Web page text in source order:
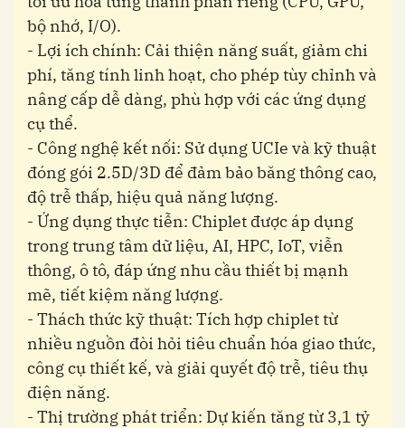
bộ nhớ, I/O).
- Lợi ích chính: Cải thiện năng suất, giảm chi
phí, tăng tính linh hoạt, cho phép tùy chỉnh và
nâng cấp dễ dàng, phù hợp với các ứng dụng
cụ thể.
- Công nghệ kết nối: Sử dụng UCIe và kỹ thuật
đóng gói 2.5D/3D để đảm bảo băng thông cao,
độ trễ thấp, hiệu quả năng lượng.
- Ứng dụng thực tiễn: Chiplet được áp dụng
trong trung tâm dữ liệu, AI, HPC, IoT, viễn
thông, ô tô, đáp ứng nhu cầu thiết bị mạnh
mẽ, tiết kiệm năng lượng.
- Thách thức kỹ thuật: Tích hợp chiplet từ
nhiều nguồn đòi hỏi tiêu chuẩn hóa giao thức,
công cụ thiết kế, và giải quyết độ trễ, tiêu thụ
điện năng.
- Thị trường phát triển: Dự kiến tăng từ 3,1 tỷ